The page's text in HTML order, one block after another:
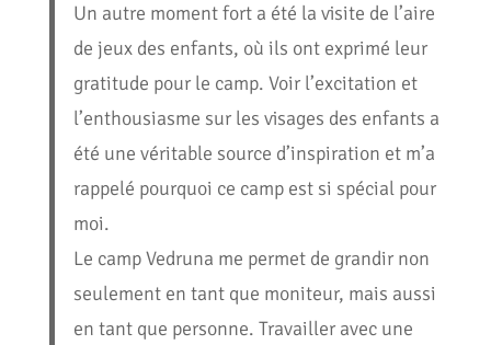
Un autre moment fort a été la visite de l’aire
de jeux des enfants, où ils ont exprimé leur
gratitude pour le camp. Voir l’excitation et
l’enthousiasme sur les visages des enfants a
été une véritable source d’inspiration et m’a
rappelé pourquoi ce camp est si spécial pour
moi.
Le camp Vedruna me permet de grandir non
seulement en tant que moniteur, mais aussi
en tant que personne. Travailler avec une